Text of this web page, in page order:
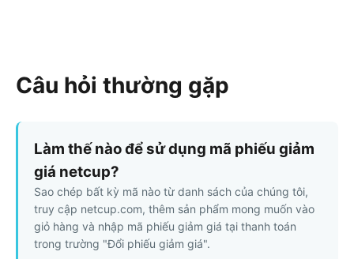
Câu hỏi thường gặp
Làm thế nào để sử dụng mã phiếu giảm
giá netcup?
Sao chép bất kỳ mã nào từ danh sách của chúng tôi,
truy cập netcup.com, thêm sản phẩm mong muốn vào
giỏ hàng và nhập mã phiếu giảm giá tại thanh toán
trong trường "Đổi phiếu giảm giá".